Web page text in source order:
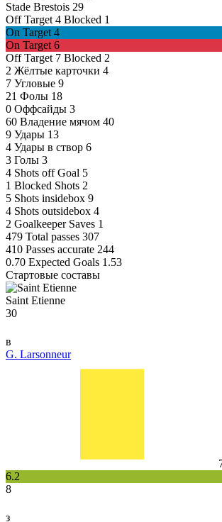
Stade Brestois 29
Off Target 4 Blocked 1
On Target 4
On Target 6
Off Target 7 Blocked 2
2 Жёлтые карточки 4
7 Угловые 9
21 Фолы 18
0 Оффсайды 3
60 Владение мячом 40
9 Удары 13
4 Удары в створ 6
3 Голы 3
4 Shots off Goal 5
1 Blocked Shots 2
5 Shots insidebox 9
4 Shots outsidebox 4
2 Goalkeeper Saves 1
479 Total passes 307
410 Passes accurate 244
0.70 Expected Goals 1.53
Стартовые составы
Saint Etienne
30
в
G. Larsonneur
6.2
8
з